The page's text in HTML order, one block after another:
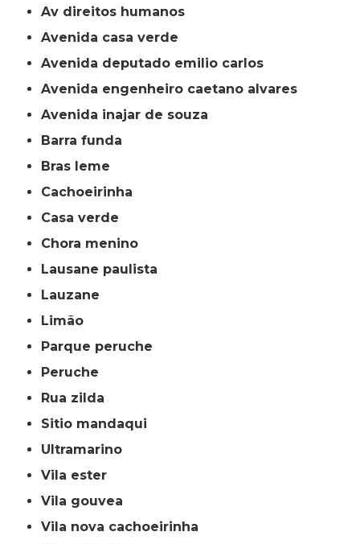
av direitos humanos
avenida casa verde
avenida deputado emilio carlos
avenida engenheiro caetano alvares
avenida inajar de souza
barra funda
bras leme
cachoeirinha
casa verde
chora menino
lausane paulista
lauzane
limão
parque peruche
peruche
rua zilda
sitio mandaqui
ultramarino
vila ester
vila gouvea
vila nova cachoeirinha